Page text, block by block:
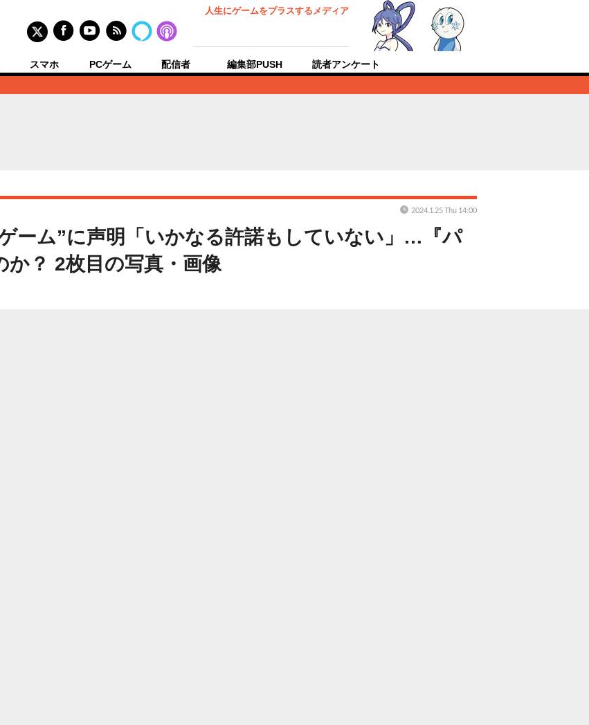
人生にゲームをプラスするメディア
スマホ PCゲーム 配信者 編集部PUSH 読者アンケート
ーム”に声明「いかなる許諾もしていない」…『パ
？ 2枚目の写真・画像
2024.1.25 Thu 14:00